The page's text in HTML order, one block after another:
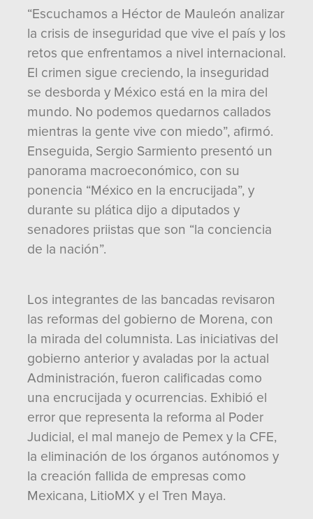
“Escuchamos a Héctor de Mauleón analizar
la crisis de inseguridad que vive el país y los
retos que enfrentamos a nivel internacional.
El crimen sigue creciendo, la inseguridad
se desborda y México está en la mira del
mundo. No podemos quedarnos callados
mientras la gente vive con miedo”, afirmó.
Enseguida, Sergio Sarmiento presentó un
panorama macroeconómico, con su
ponencia “México en la encrucijada”, y
durante su plática dijo a diputados y
senadores priistas que son “la conciencia
de la nación”.
Los integrantes de las bancadas revisaron
las reformas del gobierno de Morena, con
la mirada del columnista. Las iniciativas del
gobierno anterior y avaladas por la actual
Administración, fueron calificadas como
una encrucijada y ocurrencias. Exhibió el
error que representa la reforma al Poder
Judicial, el mal manejo de Pemex y la CFE,
la eliminación de los órganos autónomos y
la creación fallida de empresas como
Mexicana, LitioMX y el Tren Maya.